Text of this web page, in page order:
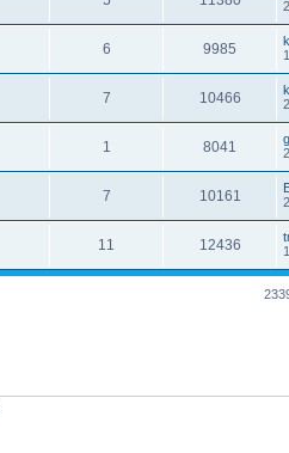
6 9985
7 10466
1 8041
7 10161
11 12436